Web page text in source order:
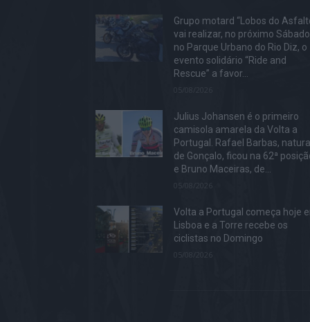
Grupo motard “Lobos do
vai realizar, no próximo
no Parque Urbano do Rio Diz, o
evento solidário “Ride and
Rescue” a favor...
Julius Johansen é o primeiro
camisola amarela da Volta a
Portugal. Rafael Barbas, natural
de Gonçalo, ficou na 62ª
e Bruno Maceiras, de...
05/08/2026
Volta a Portugal começa hoje
Lisboa e a Torre recebe os
ciclistas no Domingo
05/08/2026